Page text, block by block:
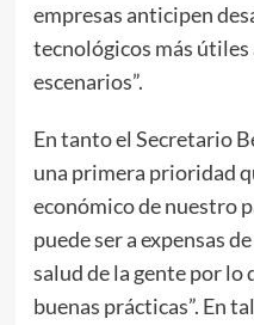
empresas anticipen
tecnológicos más útiles
escenarios”.
En tanto el Secretario
una primera prioridad
económico de nuestro
puede ser a expensas
salud de la gente por lo
buenas prácticas”. En